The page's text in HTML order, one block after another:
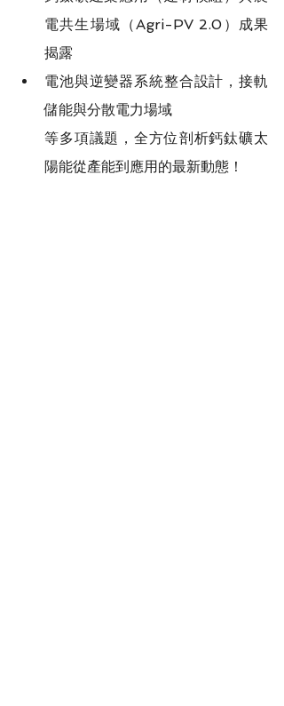
電共生場域（Agri-PV 2.0）成果
揭露
電池與逆變器系統整合設計，接軌
儲能與分散電力場域
等多項議題，全方位剖析鈣鈦礦太
陽能從產能到應用的最新動態！